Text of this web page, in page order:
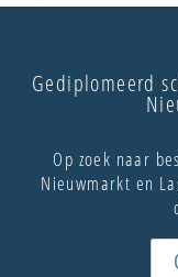
Gediplomeerd
Op zoek naar
Nieuwmarkt en